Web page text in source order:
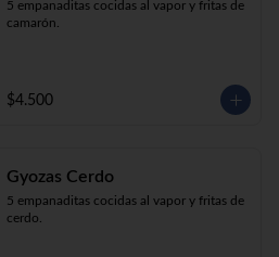
5 empanaditas cocidas al vapor y fritas de
camarón.
$4.500
Gyozas Cerdo
5 empanaditas cocidas al vapor y fritas de
cerdo.